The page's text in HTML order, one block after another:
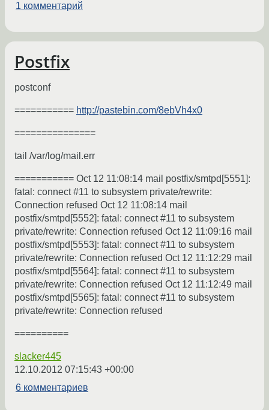
1 комментарий
Postfix
postconf
=========== http://pastebin.com/8ebVh4x0
===============
tail /var/log/mail.err
=========== Oct 12 11:08:14 mail postfix/smtpd[5551]:
fatal: connect #11 to subsystem private/rewrite:
Connection refused Oct 12 11:08:14 mail
postfix/smtpd[5552]: fatal: connect #11 to subsystem
private/rewrite: Connection refused Oct 12 11:09:16 mail
postfix/smtpd[5553]: fatal: connect #11 to subsystem
private/rewrite: Connection refused Oct 12 11:12:29 mail
postfix/smtpd[5564]: fatal: connect #11 to subsystem
private/rewrite: Connection refused Oct 12 11:12:49 mail
postfix/smtpd[5565]: fatal: connect #11 to subsystem
private/rewrite: Connection refused
==========
slacker445
12.10.2012 07:15:43 +00:00
6 комментариев